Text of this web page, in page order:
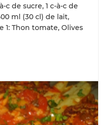
c de sucre, 1 c-à-c de
ml (30 cl) de lait,
1: Thon tomate, Olives